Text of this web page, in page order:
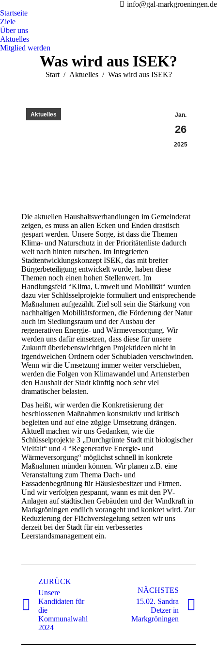
info@gal-markgroeningen.de
Startseite
Ziele
Über uns
Aktuelles
Mitglied werden
Was wird aus ISEK?
Sie befinden sich hier:
Start Aktuelles Was wird aus ISEK?
Jan.
26
2025
Aktuelles
Die aktuellen Haushaltsverhandlungen im Gemeinderat
zeigen, es muss an allen Ecken und Enden drastisch
gespart werden. Unsere Sorge, ist dass die Themen
Klima- und Naturschutz in der Prioritätenliste dadurch
weit nach hinten rutschen. Im Integrierten
Stadtentwicklungskonzept ISEK, das mit breiter
Bürgerbeteiligung entwickelt wurde, haben diese
Themen noch einen hohen Stellenwert. Im
Handlungsfeld “Klima, Umwelt und Mobilität“ wurden
dazu vier Schlüsselprojekte formuliert und entsprechende
Maßnahmen aufgezählt. Ziel soll sein die Stärkung von
nachhaltigen Mobilitätsformen, die Förderung der Natur
auch im Siedlungsraum und der Ausbau der
regenerativen Energie- und Wärmeversorgung. Wir
werden uns dafür einsetzen, dass diese für unsere
Zukunft überlebenswichtigen Projektideen nicht in
irgendwelchen Ordnern oder Schubladen verschwinden.
Wenn wir die Umsetzung immer weiter verschieben,
werden die Folgen von Klimawandel und Artensterben
den Haushalt der Stadt künftig noch sehr viel
dramatischer belasten.
Das heißt, wir werden die Konkretisierung der
beschlossenen Maßnahmen konstruktiv und kritisch
begleiten und auf eine zügige Umsetzung drängen.
Aktuell machen wir uns Gedanken, wie die
Schlüsselprojekte 3 „Durchgrünte Stadt mit biologischer
Vielfalt“ und 4 “Regenerative Energie- und
Wärmeversorgung“ möglichst schnell in konkrete
Maßnahmen münden können. Wir planen z.B. eine
Veranstaltung zum Thema Dach- und
Fassadenbegrünung für Häuslesbesitzer und Firmen.
Und wir verfolgen gespannt, wann es mit den PV-
Anlagen auf städtischen Gebäuden und der Windkraft in
Markgröningen endlich vorangeht und konkret wird. Zur
Reduzierung der Flächversiegelung setzen wir uns
derzeit bei der Stadt für ein verbessertes
Leerstandsmanagement ein.
ZURÜCK
Vorheriger
Beitrag:
Unsere
Kandidaten für
die
Kommunalwahl
2024
NÄCHSTES
Beitrag:
15.02. Sandra
Detzer in
Markgröningen